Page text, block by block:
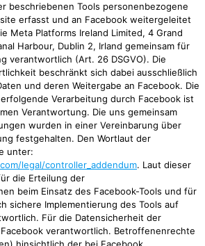
beschriebenen Tools personenbezogene
erfasst und an Facebook weitergeleitet
Meta Platforms Ireland Limited, 4 Grand
Harbour, Dublin 2, Irland gemeinsam für
verantwortlich (Art. 26 DSGVO). Die
beschränkt sich dabei ausschließlich
und deren Weitergabe an Facebook. Die
Verarbeitung durch Facebook ist
Verantwortung. Die uns gemeinsam
wurden in einer Vereinbarung über
festgehalten. Den Wortlaut der
unter:
legal/controller_addendum. Laut dieser
die Erteilung der
beim Einsatz des Facebook-Tools und für
sichere Implementierung des Tools auf
Für die Datensicherheit der
verantwortlich. Betroffenenrechte